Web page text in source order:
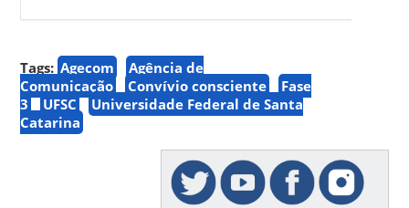
Tags: Agecom
Agência de
Comunicação
Convívio consciente
Fase
3
UFSC
Universidade Federal de Santa
Catarina